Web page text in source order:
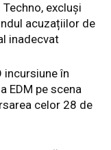
excluși
acuzațiilor de
inadecvat
incursiune în
EDM pe scena
celor 28 de